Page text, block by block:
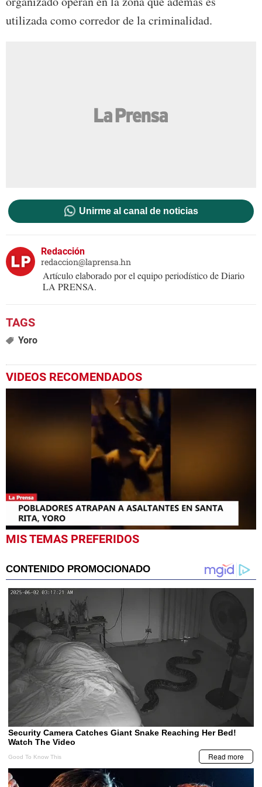
utilizada como corredor de la criminalidad.
Unirme al canal de noticias
Redacción
redaccion@laprensa.hn
Artículo elaborado por el equipo periodístico de Diario
LA PRENSA.
Yoro
VIDEOS RECOMENDADOS
0
seconds
seconds
MIS TEMAS PREFERIDOS